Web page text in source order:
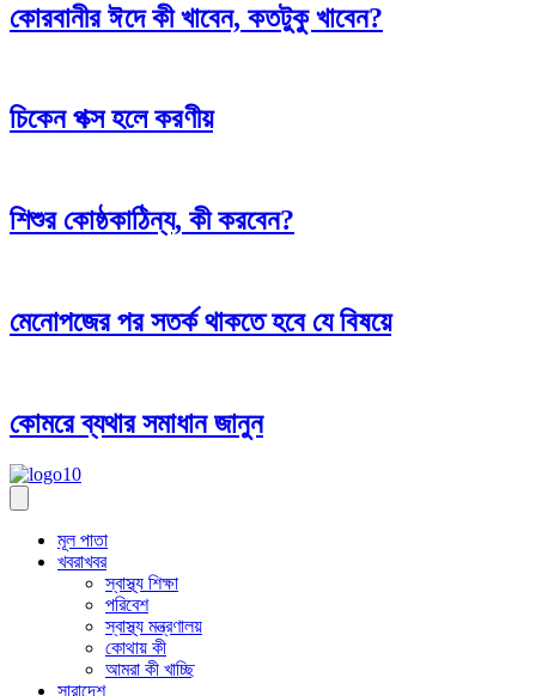
কোরবানীর ঈদে কী খাবেন, কতটুকু খাবেন?
চিকেন পক্স হলে করণীয়
শিশুর কোষ্ঠকাঠিন্য, কী করবেন?
মেনোপজের পর সতর্ক থাকতে হবে যে বিষয়ে
কোমরে ব্যথার সমাধান জানুন
মূল পাতা
খবরাখবর
স্বাস্থ্য শিক্ষা
পরিবেশ
স্বাস্থ্য মন্ত্রণালয়
কোথায় কী
আমরা কী খাচ্ছি
সারাদেশ